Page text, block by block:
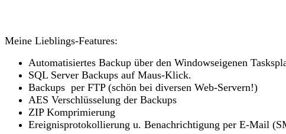
Meine Lieblings-Features:
Automatisiertes Backup über den Windowseigenen
SQL Server Backups auf Maus-Klick.
Backups per FTP (schön bei diversen Web-Servern!)
AES Verschlüsselung der Backups
ZIP Komprimierung
Ereignisprotokollierung u. Benachrichtigung per E-Mail